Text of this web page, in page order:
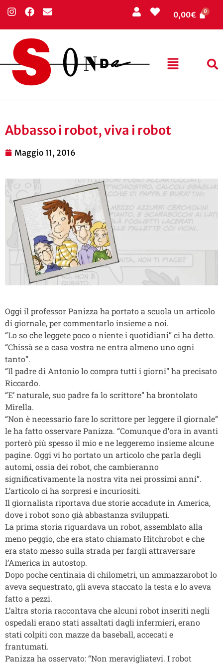
0,00€
Abbasso i robot, viva i robot
Maggio 11, 2016
Oggi il professor Panizza ha portato a scuola un articolo
di giornale, per commentarlo insieme a noi.
“Lo so che leggete poco o niente i quotidiani” ci ha detto.
“Chissà se a casa vostra ne entra almeno uno ogni
tanto”.
“Il padre di Antonio lo compra tutti i giorni” ha precisato
Riccardo.
“E’ naturale, suo padre fa lo scrittore” ha brontolato
Mirella.
“Non è necessario fare lo scrittore per leggere il giornale”
le ha fatto osservare Panizza. “Comunque d’ora in avanti
porterò più spesso il mio e ne leggeremo insieme alcune
pagine. Oggi vi ho portato un articolo che parla degli
automi, ossia dei robot, che cambieranno
significativamente la nostra vita nei prossimi anni”.
L’articolo ci ha sorpresi e incuriositi.
Il giornalista riportava due storie accadute in America,
dove i robot sono già abbastanza sviluppati.
La prima storia riguardava un robot, assemblato alla
meno peggio, che era stato chiamato Hitchrobot e che
era stato messo sulla strada per fargli attraversare
l’America in autostop.
Dopo poche centinaia di chilometri, un ammazzarobot lo
aveva sequestrato, gli aveva staccato la testa e lo aveva
fatto a pezzi.
L’altra storia raccontava che alcuni robot inseriti negli
ospedali erano stati assaltati dagli infermieri, erano
stati colpiti con mazze da baseball, accecati e
frantumati.
Panizza ha osservato: “Non meravigliatevi. I robot